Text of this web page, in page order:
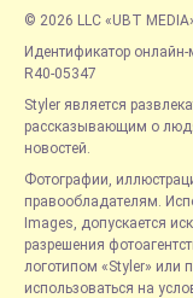
© 2026 LLC «UBT
Идентификатор
R40-05347
Styler является
рассказывающим о
новостей.
Фотографии,
правообладателям.
Images, допускается
разрешения
логотипом «Styler» или
использоваться на